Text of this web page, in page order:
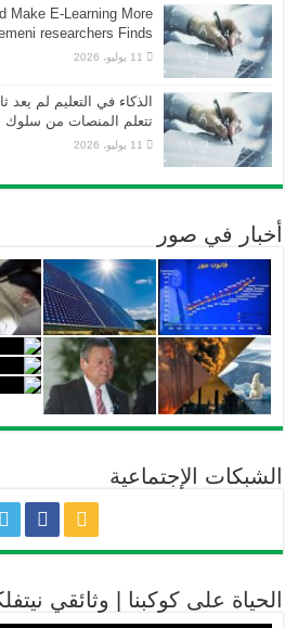
Make E-Learning More
researchers Finds
11 يوليو، 2026
الذكاء في التعليم لم
تتعلم المنصات من سلوك
11 يوليو، 2026
أخبار في صور
الشبكات الإجتماعية
الحياة على كوكبنا | وثائقي